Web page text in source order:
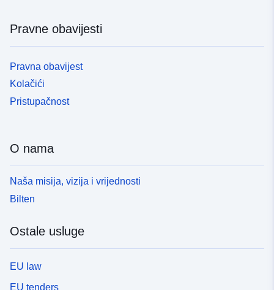
Pravne obavijesti
Pravna obavijest
Kolačići
Pristupačnost
O nama
Naša misija, vizija i vrijednosti
Bilten
Ostale usluge
EU law
EU tenders